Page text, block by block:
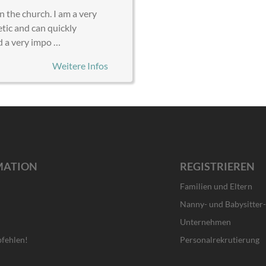
the church. I am a very
and can quickly
a very impo …
Weitere Infos
REGISTRIEREN
Familien und Eltern
Nanny- und
Unternehmen
Personalrekrutierung